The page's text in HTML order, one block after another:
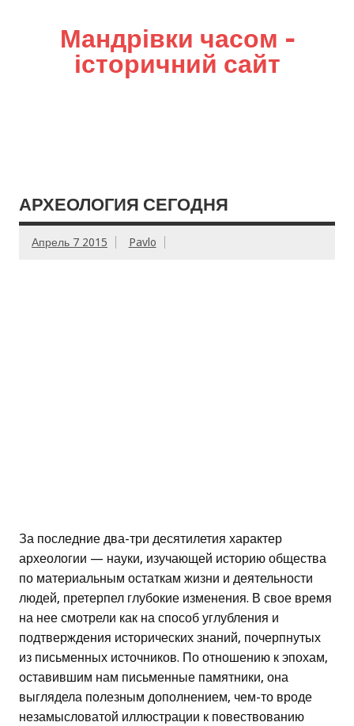
Мандрівки часом –
історичний сайт
АРХЕОЛОГИЯ СЕГОДНЯ
Апрель 7 2015 Pavlo
За последние два-три десятилетия характер
археологии — науки, изучающей историю общества
по материальным остаткам жизни и деятельности
людей, претерпел глубокие изменения. В свое время
на нее смотрели как на способ углубления и
подтверждения исторических знаний, почерпнутых
из письменных источников. По отношению к эпохам,
оставившим нам письменные памятники, она
выглядела полезным дополнением, чем-то вроде
незамысловатой иллюстрации к повествованию